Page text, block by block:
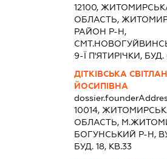
12100,
ОБЛАСТЬ,
РАЙОН Р-Н,
9-Ї П'ЯТИРІЧКИ, БУД.
ДІТКІВСЬКА
ЙОСИПІВНА
10014,
ОБЛАСТЬ,
БОГУНСЬКИЙ Р-Н,
БУД. 18, КВ.33